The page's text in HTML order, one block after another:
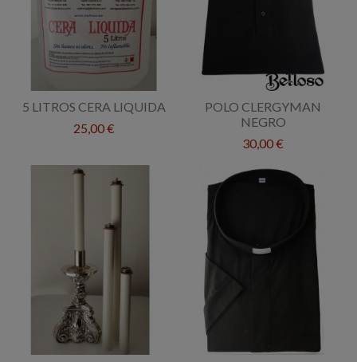
5 LITROS CERA LIQUIDA
25,00 €
POLO CLERGYMAN
NEGRO
30,00 €